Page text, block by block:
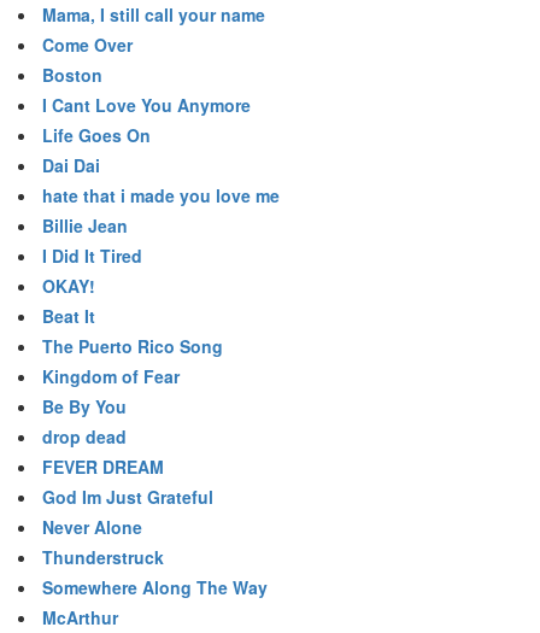
Mama, I still call your name
Come Over
Boston
I Cant Love You Anymore
Life Goes On
Dai Dai
hate that i made you love me
Billie Jean
I Did It Tired
OKAY!
Beat It
The Puerto Rico Song
Kingdom of Fear
Be By You
drop dead
FEVER DREAM
God Im Just Grateful
Never Alone
Thunderstruck
Somewhere Along The Way
McArthur